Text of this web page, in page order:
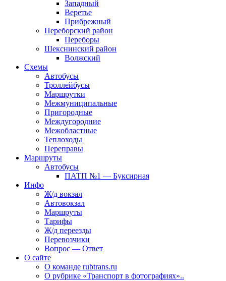
Западный
Веретье
Прибрежный
Переборский район
Переборы
Шекснинский район
Волжский
Схемы
Автобусы
Троллейбусы
Маршрутки
Межмуниципальные
Пригородные
Междугородние
Межобластные
Теплоходы
Переправы
Маршруты
Автобусы
ПАТП №1 — Буксирная
Инфо
Ж/д вокзал
Автовокзал
Маршруты
Тарифы
Ж/д переезды
Перевозчики
Вопрос — Ответ
О сайте
О команде rubtrans.ru
О рубрике «Транспорт в фотографиях»..